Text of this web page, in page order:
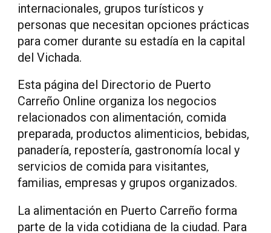
internacionales, grupos turísticos y
personas que necesitan opciones prácticas
para comer durante su estadía en la capital
del Vichada.
Esta página del Directorio de Puerto
Carreño Online organiza los negocios
relacionados con alimentación, comida
preparada, productos alimenticios, bebidas,
panadería, repostería, gastronomía local y
servicios de comida para visitantes,
familias, empresas y grupos organizados.
La alimentación en Puerto Carreño forma
parte de la vida cotidiana de la ciudad. Para